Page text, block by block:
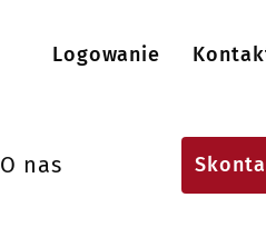
Menu konta użytkownika
Logowanie
O nas